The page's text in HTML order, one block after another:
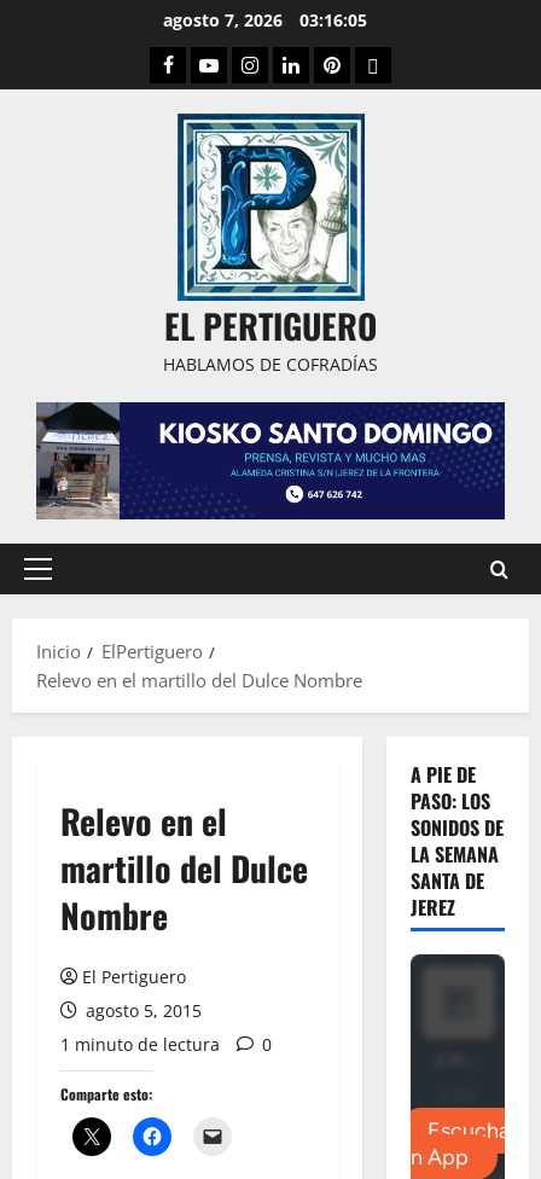
agosto 7, 2026 03:16:06
Facebook
YoutubeInstagram
LinkedPinterestDribbble
EL PERTIGUERO
HABLAMOS DE COFRADÍAS
Menú
Inicio
ElPertiguero
Relevo en el martillo del Dulce Nombre
Relevo en el
martillo del Dulce
Nombre
El Pertiguero
agosto 5, 2015
1 minuto de lectura
0
Comparte esto:
A PIE DE
PASO: LOS
SONIDOS DE
LA SEMANA
SANTA DE
JEREZ